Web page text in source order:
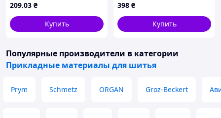
микс арт.ст:Шпильки
No40- Микс ТМ КИТАЙ
209.03 ₴
Купить
398 ₴
Купить
Популярные производители в категории
Прикладные материалы для шитья
Prym Schmetz ORGAN Groz-Beckert